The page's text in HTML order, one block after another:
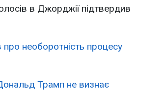
в Джорджії підтвердив
необоротність процесу
Трамп не визнає